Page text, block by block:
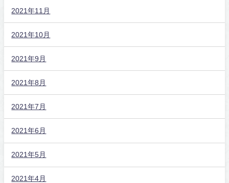
2021年11月
2021年10月
2021年9月
2021年8月
2021年7月
2021年6月
2021年5月
2021年4月